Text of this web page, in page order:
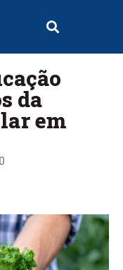
da
em